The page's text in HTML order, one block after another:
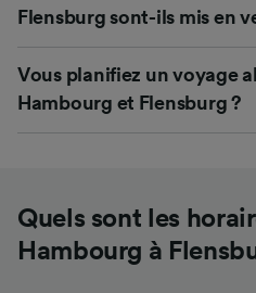
Flensburg sont-ils mis en
Vous planifiez un voyage
Hambourg et Flensburg ?
Quels sont les
Hambourg à